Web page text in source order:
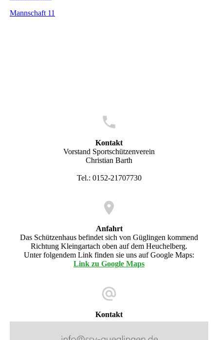
Mannschaft 11
Kontakt
Vorstand Sportschützenverein
Christian Barth
Tel.: 0152-21707730
Anfahrt
Das Schützenhaus befindet sich von Güglingen kommend
Richtung Kleingartach oben auf dem Heuchelberg.
Unter folgendem Link finden sie uns auf Google Maps:
Link zu Google Maps
Kontakt